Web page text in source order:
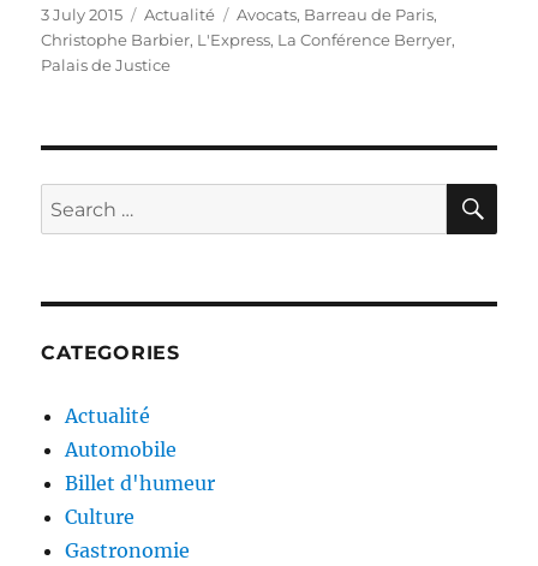
Posted
on
3 July 2015 Categories
Actualité Tags
Avocats, Barreau de Paris,
Christophe Barbier, L'Express, La Conférence Berryer,
Palais de Justice
Search
for:
CATEGORIES
Actualité
Automobile
Billet d'humeur
Culture
Gastronomie